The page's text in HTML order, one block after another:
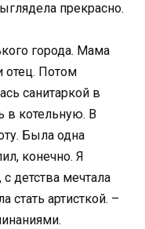
прекрасно.
города. Мама
отец. Потом
санитаркой в
в котельную. В
Была одна
конечно. Я
детства мечтала
стать артисткой. –